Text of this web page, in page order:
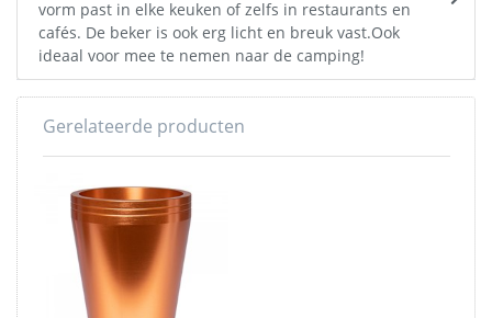
vorm past in elke keuken of zelfs in restaurants en
cafés. De beker is ook erg licht en breuk vast.Ook
ideaal voor mee te nemen naar de camping!
Gerelateerde producten